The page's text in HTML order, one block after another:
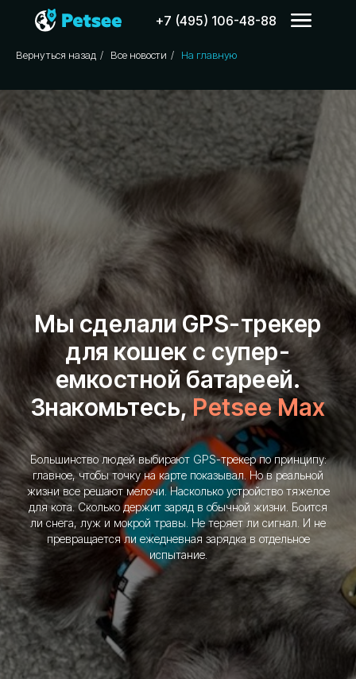
+7 (495) 106-48-88
Купить трекер
Вернуться назад / Все новости / На главную
Мы сделали GPS-трекер
для кошек с супер-
емкостной батареей.
Знакомьтесь,Petsee Max
Большинство людей выбирают GPS-трекер по принципу:
главное, чтобы точку на карте показывал. Но в реальной
жизни все решают мелочи. Насколько устройство тяжелое
для кота. Сколько держит заряд в обычной жизни. Боится
ли снега, луж и мокрой травы. Не теряет ли сигнал. И не
превращается ли ежедневная зарядка в отдельное
испытание.